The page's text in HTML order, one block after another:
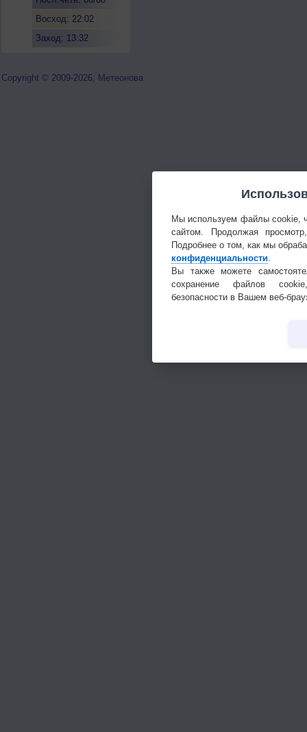
Восход: 22:02
Заход: 13:32
Copyright © 2009-2026, Метеонова
Мы используем файлы cookie,
сайтом. Продолжая
Подробнее о том, как мы
конфиденциальности
Вы также можете
сохранение файлов
безопасности в Вашем веб-